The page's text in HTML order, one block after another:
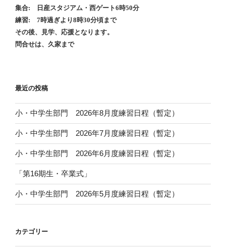
集合: 日産スタジアム・西ゲート6時50分
練習: 7時過ぎより8時30分頃まで
その後、見学、応援となります。
問合せは、久家まで
最近の投稿
小・中学生部門 2026年8月度練習日程（暫定）
小・中学生部門 2026年7月度練習日程（暫定）
小・中学生部門 2026年6月度練習日程（暫定）
「第16期生・卒業式」
小・中学生部門 2026年5月度練習日程（暫定）
カテゴリー